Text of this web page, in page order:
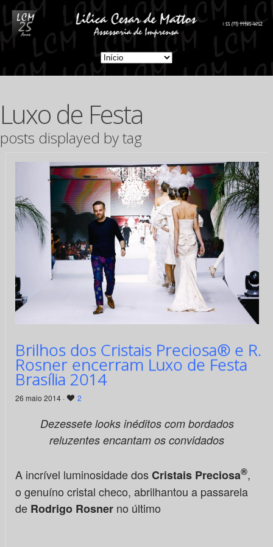
Luxo de Festa
posts displayed by tag
Brilhos dos Cristais Preciosa® e R.
Rosner encerram Luxo de Festa
Brasília 2014
26 maio 2014 · 2
Dezessete looks inéditos com bordados
reluzentes encantam os convidados
A incrível luminosidade dosCristais Preciosa®,
o genuíno cristal checo, abrilhantou a passarela
de Rodrigo Rosnerno último